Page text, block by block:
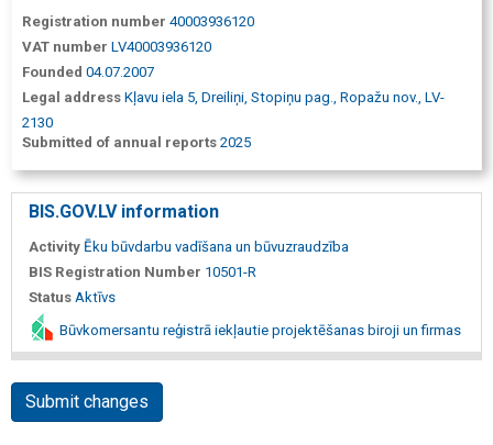
Registration number 40003936120
VAT number LV40003936120
Founded 04.07.2007
Legal address Kļavu iela 5, Dreiliņi, Stopiņu pag., Ropažu nov., LV-
2130
Submitted of annual reports 2025
BIS.GOV.LV information
Activity Ēku būvdarbu vadīšana un būvuzraudzība
BIS Registration Number 10501-R
Status Aktīvs
Būvkomersantu reģistrā iekļautie projektēšanas biroji un firmas
Submit changes